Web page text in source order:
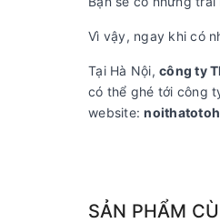
Vì vậy, ngay khi có
Tại Hà Nội, công ty
có thể ghé tới công
website:
SẢN PHẨM